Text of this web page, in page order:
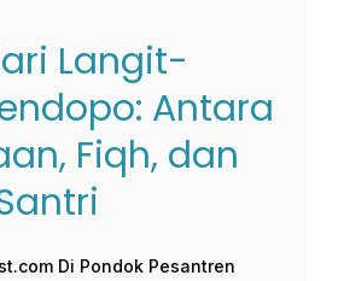
Langit-
Antara
Fiqh, dan
Di Pondok Pesantren